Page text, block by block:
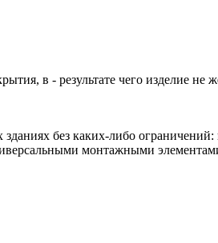
в - результате чего изделие не
без каких-либо
монтажными